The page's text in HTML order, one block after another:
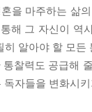
을 마주하는 삶
해 그 자신이 역
알아야 할 모
찰력도 공급해
자들을 변화시